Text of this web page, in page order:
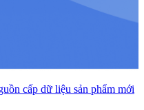
cấp dữ liệu sản phẩm mới